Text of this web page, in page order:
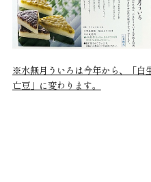
※水無月ういろは今年から、「白
亡豆」に変わります。